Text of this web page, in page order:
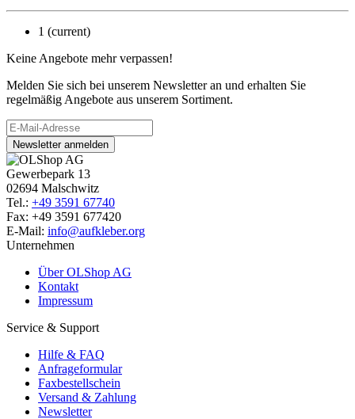
1 (current)
Keine Angebote mehr verpassen!
Melden Sie sich bei unserem Newsletter an und erhalten Sie
regelmäßig Angebote aus unserem Sortiment.
Newsletter anmelden
Gewerbepark 13
02694 Malschwitz
Tel.: +49 3591 67740
Fax: +49 3591 677420
E-Mail: info@aufkleber.org
Unternehmen
Über OLShop AG
Kontakt
Impressum
Service & Support
Hilfe & FAQ
Anfrageformular
Faxbestellschein
Versand & Zahlung
Newsletter